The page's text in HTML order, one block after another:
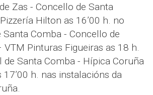
Zas - Concello de Santa
Hilton as 16’00 h. no
Comba - Concello de
VTM Pinturas Figueiras as 18 h.
Santa Comba - Hípica Coruña
17’00 h. nas instalacións da